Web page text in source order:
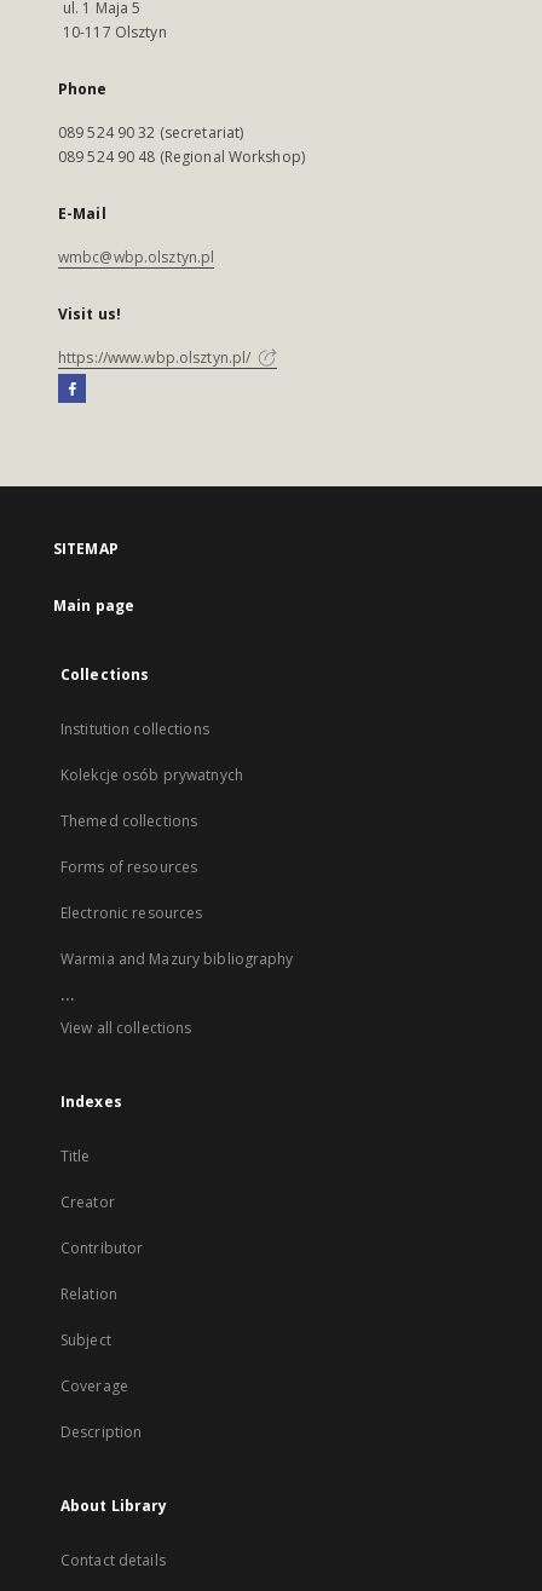
ul. 1 Maja 5
10-117 Olsztyn
Phone
089 524 90 32 (secretariat)
089 524 90 48 (Regional Workshop)
E-Mail
wmbc@wbp.olsztyn.pl
Visit us!
https://www.wbp.olsztyn.pl/
SITEMAP
Main page
Collections
Institution collections
Kolekcje osób prywatnych
Themed collections
Forms of resources
Electronic resources
Warmia and Mazury bibliography
...
View all collections
Indexes
Title
Creator
Contributor
Relation
Subject
Coverage
Description
About Library
Contact details